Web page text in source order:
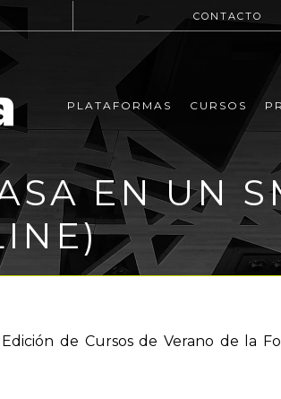
CONTACTO
PLATAFORMAS CURSOS
EN UN
de Cursos de Verano de la